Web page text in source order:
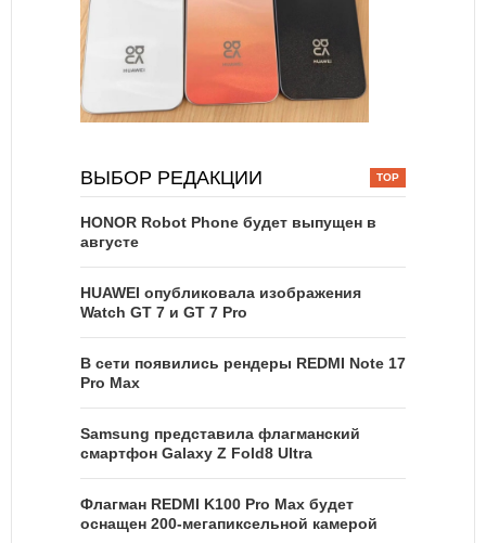
ВЫБОР РЕДАКЦИИ
HONOR Robot Phone будет выпущен в
августе
HUAWEI опубликовала изображения
Watch GT 7 и GT 7 Pro
В сети появились рендеры REDMI Note 17
Pro Max
Samsung представила флагманский
смартфон Galaxy Z Fold8 Ultra
Флагман REDMI K100 Pro Max будет
оснащен 200-мегапиксельной камерой